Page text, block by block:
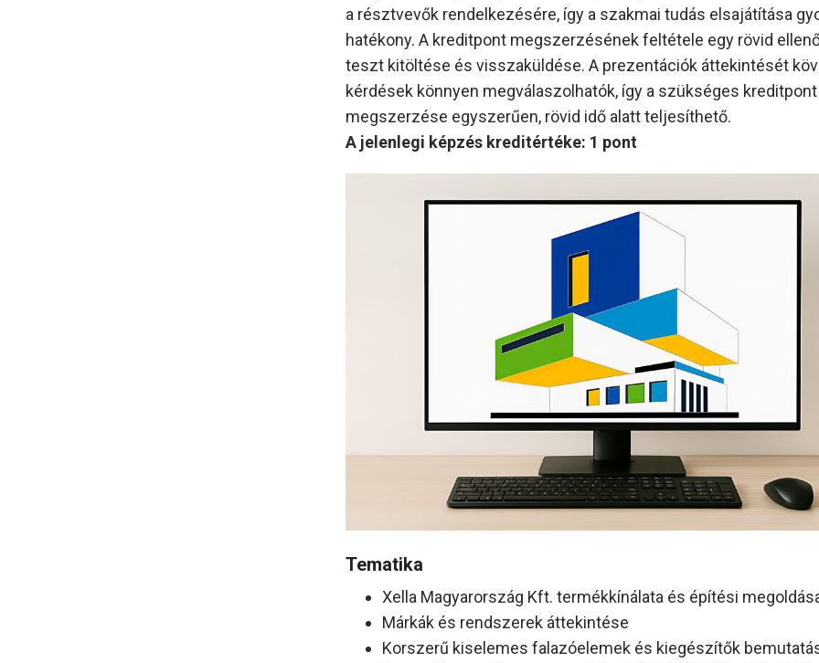
a résztvevők rendelkezésére, így a szakmai tudás elsajátítása
hatékony. A kreditpont megszerzésének feltétele egy rövid
teszt kitöltése és visszaküldése. A prezentációk áttekintését
kérdések könnyen megválaszolhatók, így a szükséges kreditpont
megszerzése egyszerűen, rövid idő alatt teljesíthető.
A jelenlegi képzés kreditértéke: 1 pont
Tematika
Xella Magyarország Kft. termékkínálata és építési
Márkák és rendszerek áttekintése
Korszerű kiselemes falazóelemek és kiegészítők